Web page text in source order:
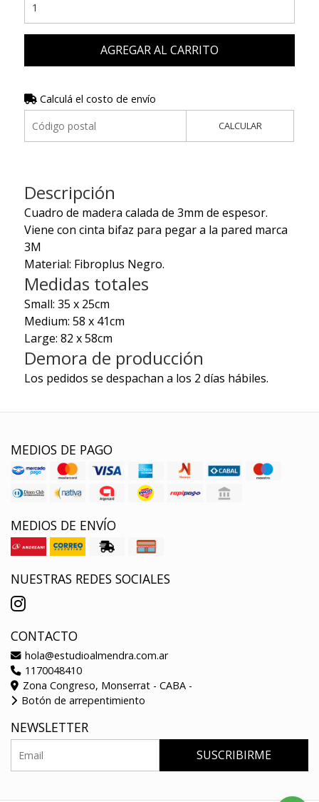
AGREGAR AL CARRITO
Calculá el costo de envío
CALCULAR
Descripción
Cuadro de madera calada de 3mm de espesor.
Viene con cinta bifaz para pegar a la pared marca
3M
Material: Fibroplus Negro.
Medidas totales
Small: 35 x 25cm
Medium: 58 x 41cm
Large: 82 x 58cm
Demora de producción
Los pedidos se despachan a los 2 días hábiles.
MEDIOS DE PAGO
MEDIOS DE ENVÍO
NUESTRAS REDES SOCIALES
CONTACTO
hola@estudioalmendra.com.ar
1170048410
Zona Congreso, Monserrat - CABA -
Botón de arrepentimiento
NEWSLETTER
SUSCRIBIRME